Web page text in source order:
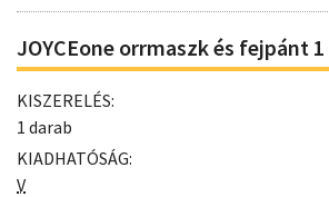
JOYCEone orrmaszk és fejpánt 1
KISZERELÉS:
1 darab
KIADHATÓSÁG:
V